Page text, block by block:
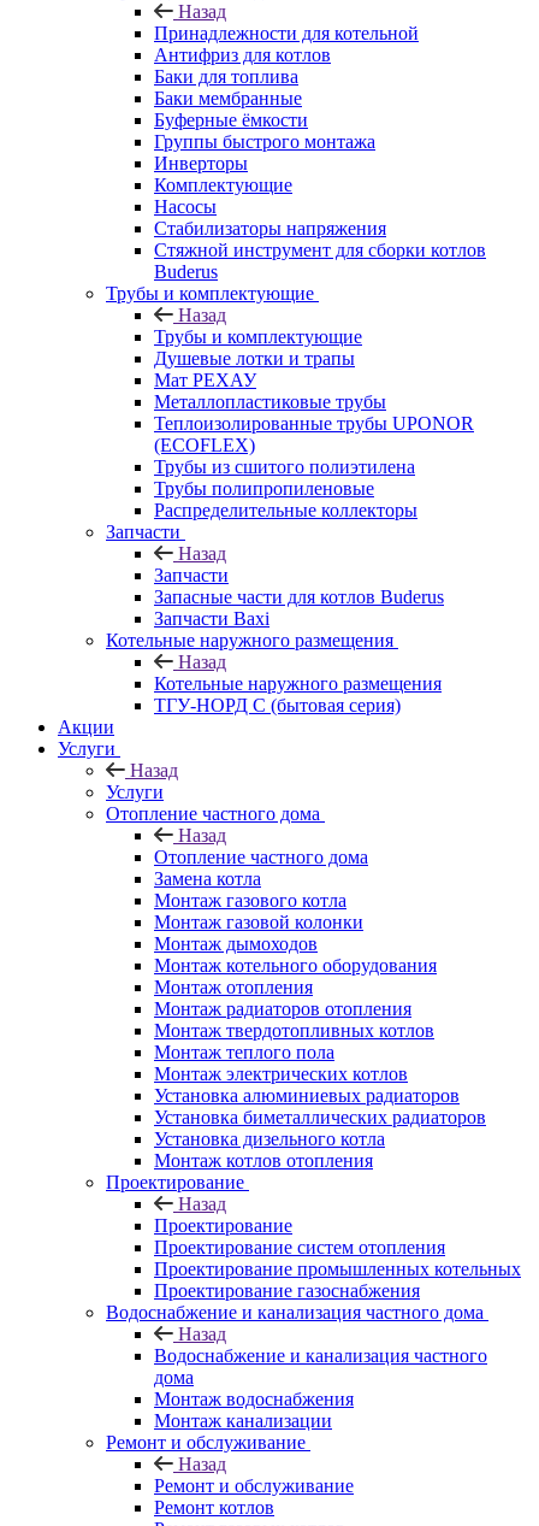
Назад
Принадлежности для котельной
Антифриз для котлов
Баки для топлива
Баки мембранные
Буферные ёмкости
Группы быстрого монтажа
Инверторы
Комплектующие
Насосы
Стабилизаторы напряжения
Стяжной инструмент для сборки котлов
Buderus
Трубы и комплектующие
Назад
Трубы и комплектующие
Душевые лотки и трапы
Мат РЕХАУ
Металлопластиковые трубы
Теплоизолированные трубы UPONOR
(ECOFLEX)
Трубы из сшитого полиэтилена
Трубы полипропиленовые
Распределительные коллекторы
Запчасти
Назад
Запчасти
Запасные части для котлов Buderus
Запчасти Baxi
Котельные наружного размещения
Назад
Котельные наружного размещения
ТГУ-НОРД С (бытовая серия)
Акции
Услуги
Назад
Услуги
Отопление частного дома
Назад
Отопление частного дома
Замена котла
Монтаж газового котла
Монтаж газовой колонки
Монтаж дымоходов
Монтаж котельного оборудования
Монтаж отопления
Монтаж радиаторов отопления
Монтаж твердотопливных котлов
Монтаж теплого пола
Монтаж электрических котлов
Установка алюминиевых радиаторов
Установка биметаллических радиаторов
Установка дизельного котла
Монтаж котлов отопления
Проектирование
Назад
Проектирование
Проектирование систем отопления
Проектирование промышленных котельных
Проектирование газоснабжения
Водоснабжение и канализация частного дома
Назад
Водоснабжение и канализация частного
дома
Монтаж водоснабжения
Монтаж канализации
Ремонт и обслуживание
Назад
Ремонт и обслуживание
Ремонт котлов